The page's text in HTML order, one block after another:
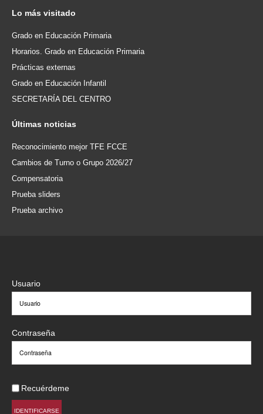
Lo más visitado
Grado en Educación Primaria
Horarios. Grado en Educación Primaria
Prácticas externas
Grado en Educación Infantil
SECRETARÍA DEL CENTRO
Últimas noticias
Reconocimiento mejor TFE FCCE
Cambios de Turno o Grupo 2026/27
Compensatoria
Prueba sliders
Prueba archivo
Usuario
Contraseña
Recuérdeme
IDENTIFICARSE